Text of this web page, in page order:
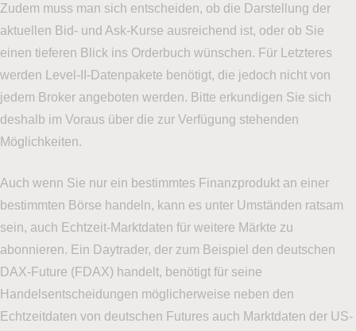
Zudem muss man sich entscheiden, ob die Darstellung der
aktuellen Bid- und Ask-Kurse ausreichend ist, oder ob Sie
einen tieferen Blick ins Orderbuch wünschen. Für Letzteres
werden Level-II-Datenpakete benötigt, die jedoch nicht von
jedem Broker angeboten werden. Bitte erkundigen Sie sich
deshalb im Voraus über die zur Verfügung stehenden
Möglichkeiten.
Auch wenn Sie nur ein bestimmtes Finanzprodukt an einer
bestimmten Börse handeln, kann es unter Umständen ratsam
sein, auch Echtzeit-Marktdaten für weitere Märkte zu
abonnieren. Ein Daytrader, der zum Beispiel den deutschen
DAX-Future (FDAX) handelt, benötigt für seine
Handelsentscheidungen möglicherweise neben den
Echtzeitdaten von deutschen Futures auch Marktdaten der US-